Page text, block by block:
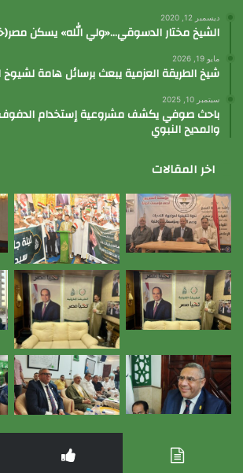
ديسمبر 12, 2020
الشيخ مختار الدسوقي…«ولي الله» يسكن
مايو 19, 2026
شيخ الطريقة العزمية يبعث برسائل هامة لشيوخ
سبتمبر 10, 2025
باحث صوفي يكشف مشروعية إستخدام الدفوف
والمديح النبوي
اخر المقالات